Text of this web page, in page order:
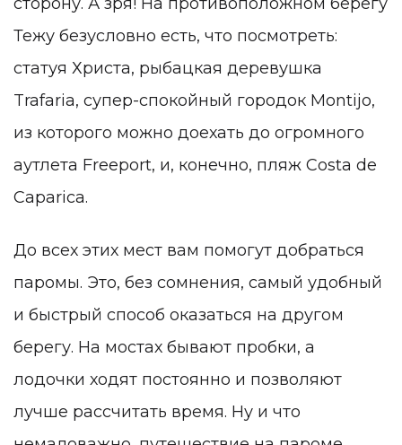
Тежу безусловно есть, что посмотреть:
статуя Христа, рыбацкая деревушка
Trafaria, супер-спокойный городок Montijo,
из которого можно доехать до огромного
аутлета Freeport, и, конечно, пляж Costa de
Caparica.
До всех этих мест вам помогут добраться
паромы. Это, без сомнения, самый удобный
и быстрый способ оказаться на другом
берегу. На мостах бывают пробки, а
лодочки ходят постоянно и позволяют
лучше рассчитать время. Ну и что